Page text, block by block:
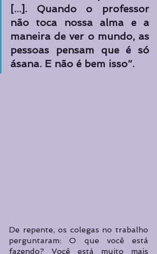
[...]. Quando o professor
não toca nossa alma e a
maneira de ver o mundo, as
pessoas pensam que é só
ásana. E não é bem isso”.
De repente, os colegas no trabalho
perguntaram: O que você está
fazendo? Você está muito mais